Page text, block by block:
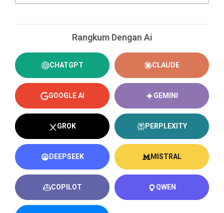
Rangkum Dengan Ai
CHATGPT CLAUDE
GOOGLE AI GEMINI
GROK PERPLEXITY
DEEPSEEK MISTRAL
COPILOT QWEN